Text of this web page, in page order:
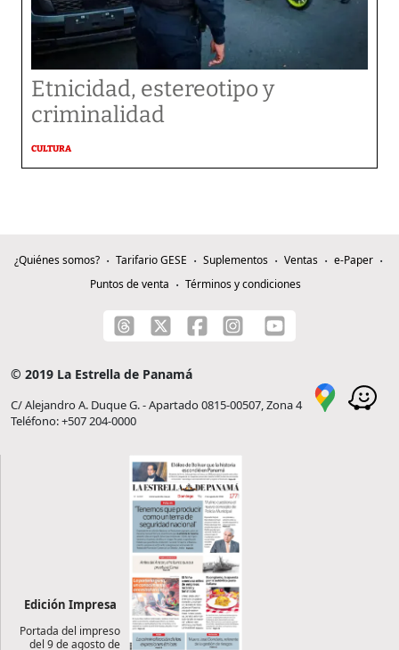
Etnicidad, estereotipo y
criminalidad
CULTURA
¿Quiénes somos? Tarifario GESE Suplementos Ventas
e-Paper
Puntos de venta
Términos y condiciones
© 2019 La Estrella de Panamá
C/ Alejandro A. Duque G. - Apartado 0815-00507, Zona 4
Teléfono: +507 204-0000
Edición Impresa
Portada del impreso
del 9 de agosto de